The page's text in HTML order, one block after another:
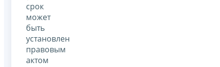
срок
может
быть
установлен
правовым
актом